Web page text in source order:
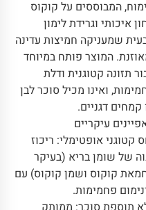
המבוססים על קוקוס
איכותי וגרידת לימון
שמעניקה חמיצות עדינה
המוצר פותח במיוחד
תזונה קטוגנית ודלת
ואינו מכיל סוכר לבן
קמחים דגניים.
עיקריים
קטוגני אופטימלי: ריכוז
של שומן בריא (בעיקר
קוקוס ושמן קוקוס) עם
פחמימות.